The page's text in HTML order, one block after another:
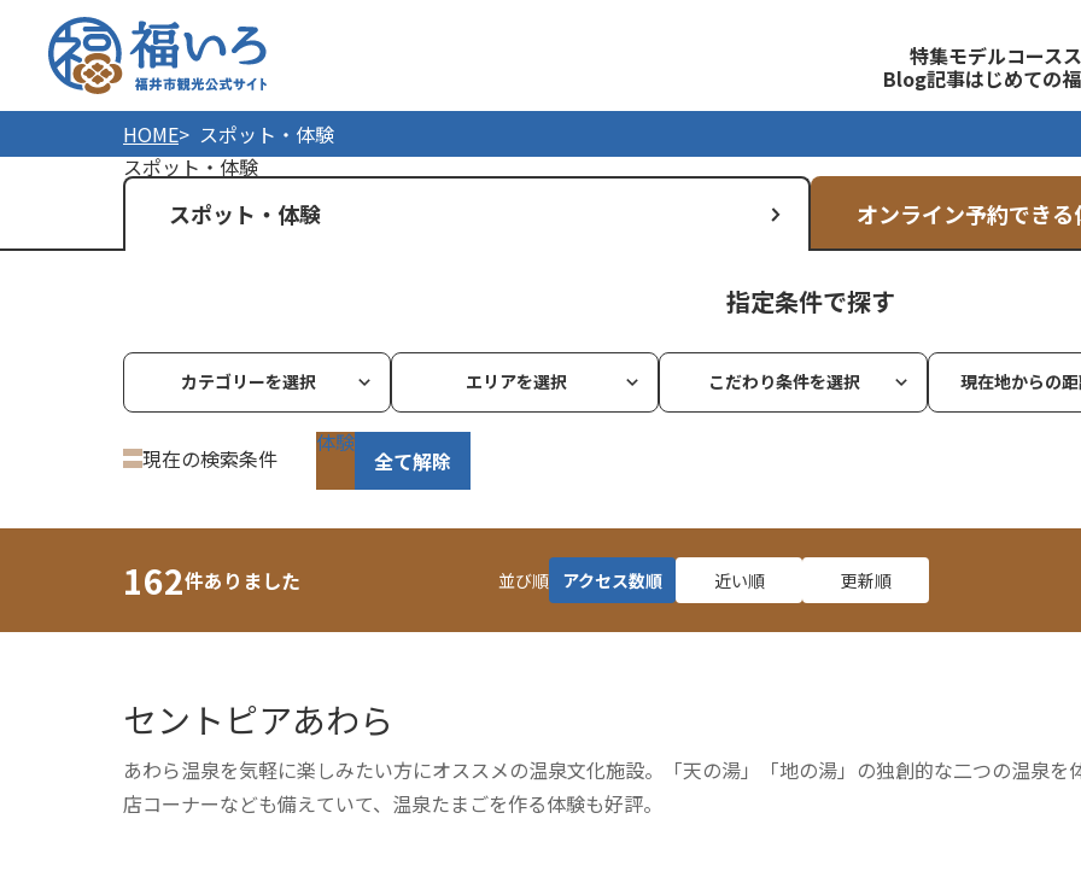
福井市観光公式サイ
特集モデルコース
Blog記事はじめての
HOME
スポット・体験
スポット・体験
スポット・体験 オンライン予約でき
指定条件で探す
カテゴリーを選択 エリアを選択 こだわり条件を選択 現在地からの
現在の検索条件
体験
全て解除
162件ありました 並び順 アクセス数順 近い順 更新順
セントピアあわら
あわら温泉を気軽に楽しみたい方にオススメの温泉文化施設。「天の湯」「地の湯」の独創的な二つの温泉
店コーナーなども備えていて、温泉たまごを作る体験も好評。